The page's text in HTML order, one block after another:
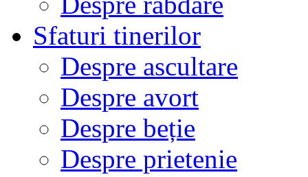
Sfaturi tinerilor
Despre ascultare
Despre avort
Despre beție
Despre prietenie